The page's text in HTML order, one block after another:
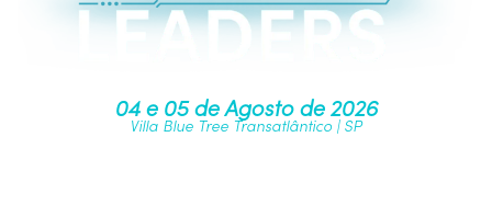
04 e 05 de Agosto de 2026
Villa Blue Tree Transatlântico | SP